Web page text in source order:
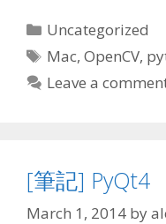
Categories
Uncategorized
Tags
Mac,OpenCV,
Leave a
[筆記] PyQt4
March 1, 2014 by